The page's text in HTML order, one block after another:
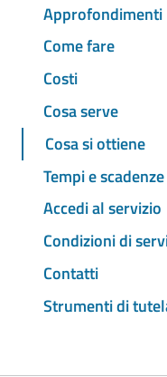
Approfondimenti
Come fare
Costi
Cosa serve
Cosa si ottiene
Tempi e scadenze
Accedi al servizio
Condizioni di
Contatti
Strumenti di